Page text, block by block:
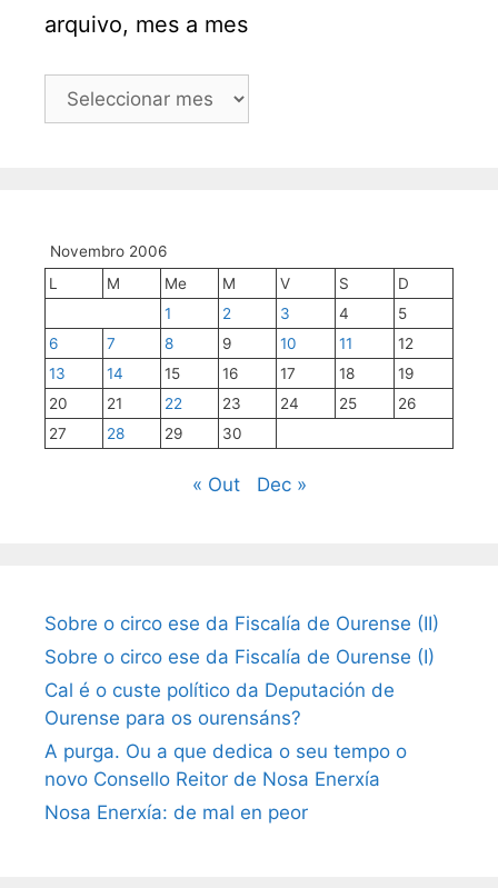
arquivo, mes a mes
arquivo,
mes
Novembro 2006
L
M Me M V S
D
1
2 3 4
5
6
7 8 9 10 11
12
13
14 15 16 17 18
19
20
21 22 23 24 25
26
27
28 29 30
« Out Dec »
Sobre o circo ese da Fiscalía de Ourense (II)
Sobre o circo ese da Fiscalía de Ourense (I)
Cal é o custe político da Deputación de
Ourense para os ourensáns?
A purga. Ou a que dedica o seu tempo o
novo Consello Reitor de Nosa Enerxía
Nosa Enerxía: de mal en peor